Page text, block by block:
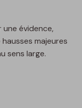
évidence,
majeures
sens large.